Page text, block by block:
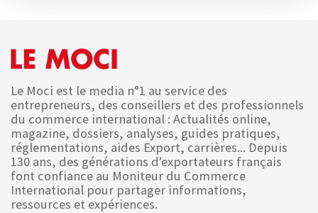
Le Moci est le media n°1 au service des
entrepreneurs, des conseillers et des professionnels
du commerce international : Actualités online,
magazine, dossiers, analyses, guides pratiques,
réglementations, aides Export, carrières... Depuis
130 ans, des générations d'exportateurs français
font confiance au Moniteur du Commerce
International pour partager informations,
ressources et expériences.